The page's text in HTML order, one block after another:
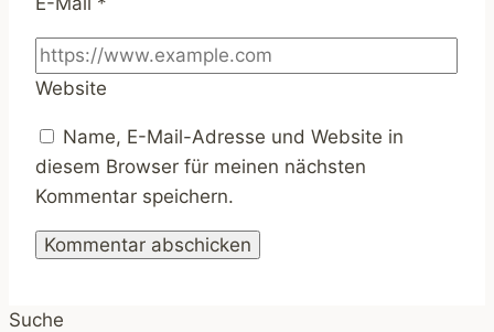
Website
Name, E-Mail-Adresse und Website in
diesem Browser für meinen nächsten
Kommentar speichern.
Suche